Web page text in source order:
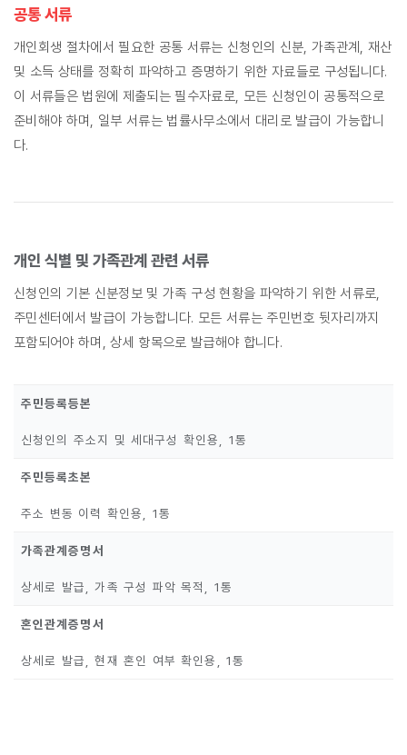
공통 서류
개인회생 절차에서 필요한 공통 서류는 신청인의 신분, 가족관계, 재산
및 소득 상태를 정확히 파악하고 증명하기 위한 자료들로 구성됩니다.
이 서류들은 법원에 제출되는 필수자료로, 모든 신청인이 공통적으로
준비해야 하며, 일부 서류는 법률사무소에서 대리로 발급이 가능합니
다.
개인 식별 및 가족관계 관련 서류
신청인의 기본 신분정보 및 가족 구성 현황을 파악하기 위한 서류로,
주민센터에서 발급이 가능합니다. 모든 서류는 주민번호 뒷자리까지
포함되어야 하며, 상세 항목으로 발급해야 합니다.
주민등록등본
신청인의 주소지 및 세대구성 확인용, 1통
주민등록초본
주소 변동 이력 확인용, 1통
가족관계증명서
상세로 발급, 가족 구성 파악 목적, 1통
혼인관계증명서
상세로 발급, 현재 혼인 여부 확인용, 1통